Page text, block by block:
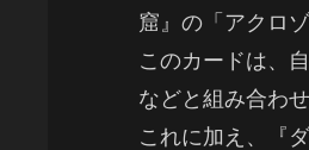
窟』の「アクロ
このカードは、
などと組み合わ
これに加え、『